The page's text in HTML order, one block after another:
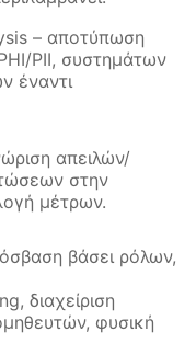
– αποτύπωση
PII, συστημάτων
έναντι
απειλών/
στην
μέτρων.
βάσει ρόλων,
διαχείριση
φυσική